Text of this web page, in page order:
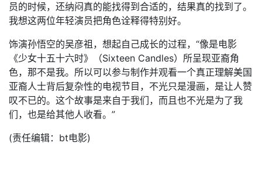
员的时候，还纳闷真的能找得到合适的，结果真的找到了。
我想这两位年轻演员把角色诠释得特别好。
饰演孙悟空的吴彦祖，想起自己成长的过程，“像是电影
《少女十五十六时》（Sixteen Candles）所呈现亚裔角
色，那不是我。所以可以参与制作并观看一个真正理解美国
亚裔人士背后复杂性的电视节目，不光只是漫画，是让人赞
叹不已的。这个故事是来自于我们，而且也不光是为了我
们，也是给其他人收看。”
(责任编辑：bt电影)